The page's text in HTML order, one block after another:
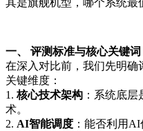
其是旗舰机型，哪个系统最
一、 评测标准与核心关键词
在深入对比前，我们先明
关键维度：
1. 核心技术架构 ：系统底
术。
2. AI智能调度 ：能否利用